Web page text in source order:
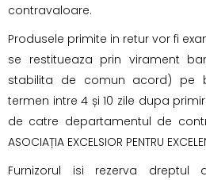
contravaloare.
Produsele primite in retur vor fi
se restitueaza prin virament
stabilita de comun acord) pe
termen intre 4 și 10 zile dupa
de catre departamentul de
ASOCIAȚIA EXCELSIOR PENTRU
Furnizorul isi rezerva